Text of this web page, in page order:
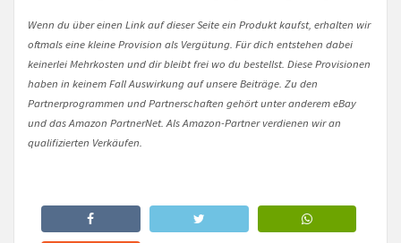
Wenn du über einen Link auf dieser Seite ein Produkt kaufst, erhalten wir
oftmals eine kleine Provision als Vergütung. Für dich entstehen dabei
keinerlei Mehrkosten und dir bleibt frei wo du bestellst. Diese Provisionen
haben in keinem Fall Auswirkung auf unsere Beiträge. Zu den
Partnerprogrammen und Partnerschaften gehört unter anderem eBay
und das Amazon PartnerNet. Als Amazon-Partner verdienen wir an
qualifizierten Verkäufen.